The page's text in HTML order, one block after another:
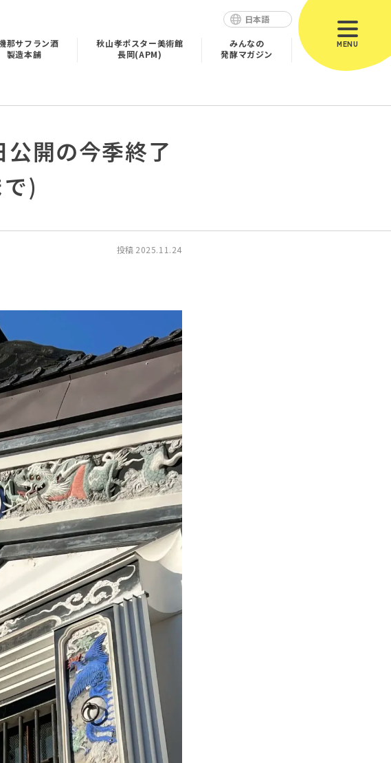
日本語
那サフラン酒
製造本舗
秋山孝ポスター美術館
長岡(APM)
みんなの
発酵マガジン
MENU
開の今季終了
)
投稿 2025.11.24